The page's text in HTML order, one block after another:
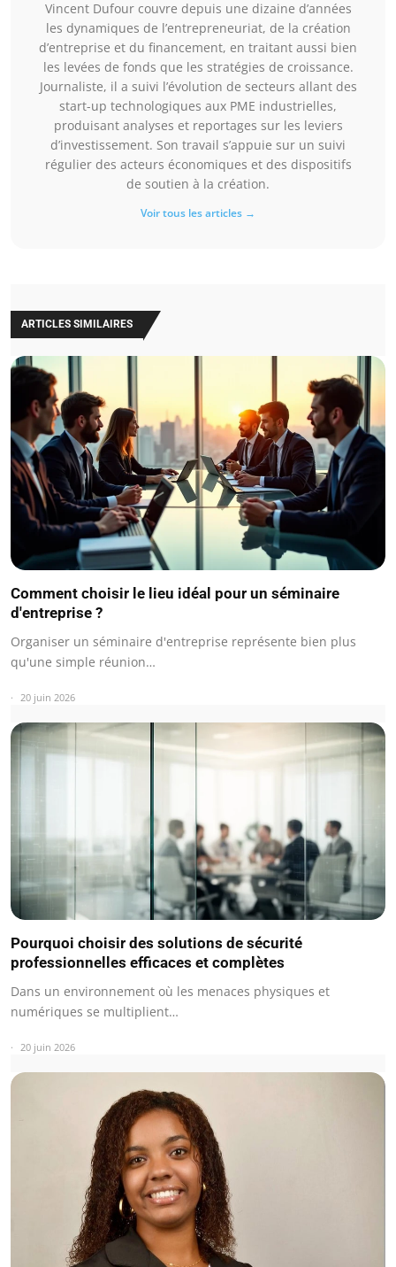
Vincent Dufour couvre depuis une dizaine d’années
les dynamiques de l’entrepreneuriat, de la création
d’entreprise et du financement, en traitant aussi bien
les levées de fonds que les stratégies de croissance.
Journaliste, il a suivi l’évolution de secteurs allant des
start-up technologiques aux PME industrielles,
produisant analyses et reportages sur les leviers
d’investissement. Son travail s’appuie sur un suivi
régulier des acteurs économiques et des dispositifs
de soutien à la création.
Voir tous les articles →
ARTICLES SIMILAIRES
Comment choisir le lieu idéal pour un séminaire
d'entreprise ?
Organiser un séminaire d'entreprise représente bien plus
qu'une simple réunion…
20 juin 2026
Pourquoi choisir des solutions de sécurité
professionnelles efficaces et complètes
Dans un environnement où les menaces physiques et
numériques se multiplient…
20 juin 2026